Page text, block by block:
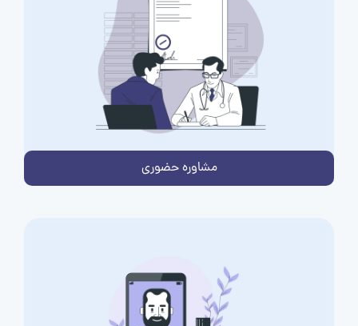
مشاوره حضوری